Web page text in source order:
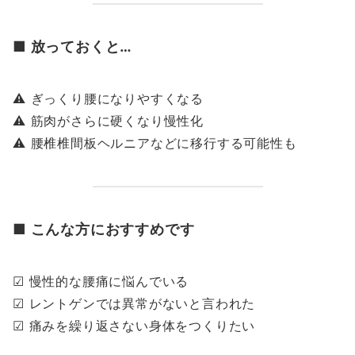
■ 放っておくと…
⚠ ぎっくり腰になりやすくなる
⚠ 筋肉がさらに硬くなり慢性化
⚠ 腰椎椎間板ヘルニアなどに移行する可能性も
■ こんな方におすすめです
☑ 慢性的な腰痛に悩んでいる
☑ レントゲンでは異常がないと言われた
☑ 痛みを繰り返さない身体をつくりたい